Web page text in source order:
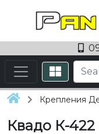
Крепления
Квадо К-